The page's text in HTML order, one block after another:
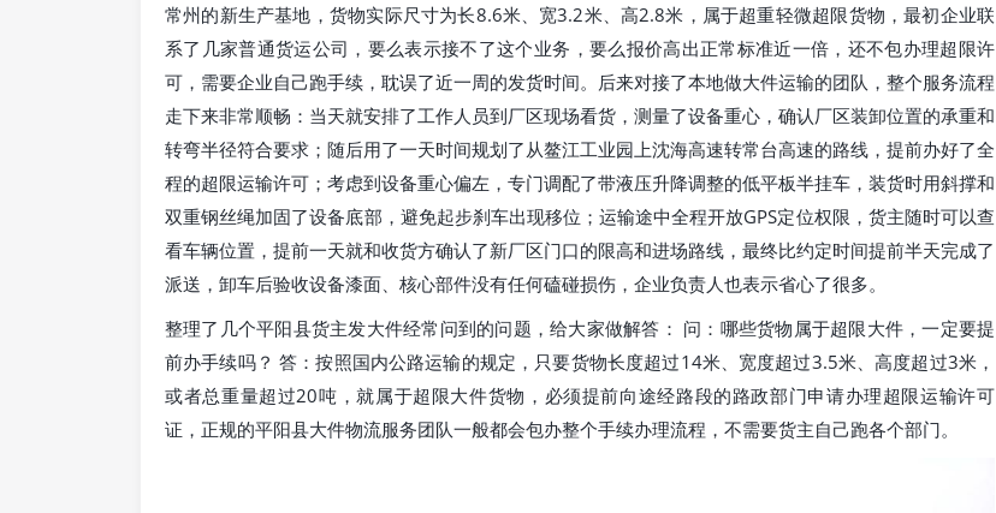
常州的新生产基地，货物实际尺寸为长8.6米、宽3.2米、高2.8米，属于超重轻微超限货物，最初企业联
系了几家普通货运公司，要么表示接不了这个业务，要么报价高出正常标准近一倍，还不包办理超限许
可，需要企业自己跑手续，耽误了近一周的发货时间。后来对接了本地做大件运输的团队，整个服务流程
走下来非常顺畅：当天就安排了工作人员到厂区现场看货，测量了设备重心，确认厂区装卸位置的承重和
转弯半径符合要求；随后用了一天时间规划了从鳌江工业园上沈海高速转常台高速的路线，提前办好了全
程的超限运输许可；考虑到设备重心偏左，专门调配了带液压升降调整的低平板半挂车，装货时用斜撑和
双重钢丝绳加固了设备底部，避免起步刹车出现移位；运输途中全程开放GPS定位权限，货主随时可以查
看车辆位置，提前一天就和收货方确认了新厂区门口的限高和进场路线，最终比约定时间提前半天完成了
派送，卸车后验收设备漆面、核心部件没有任何磕碰损伤，企业负责人也表示省心了很多。
整理了几个平阳县货主发大件经常问到的问题，给大家做解答： 问：哪些货物属于超限大件，一定要提
前办手续吗？ 答：按照国内公路运输的规定，只要货物长度超过14米、宽度超过3.5米、高度超过3米，
或者总重量超过20吨，就属于超限大件货物，必须提前向途经路段的路政部门申请办理超限运输许可
证，正规的平阳县大件物流服务团队一般都会包办整个手续办理流程，不需要货主自己跑各个部门。